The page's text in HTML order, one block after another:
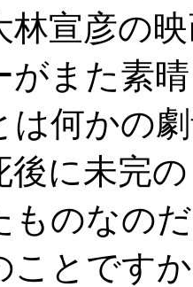
林宣彦の
がまた素
は何かの
後に未完
ものなの
ことです